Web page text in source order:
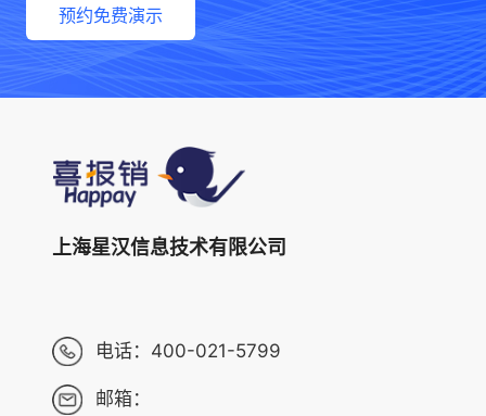
预约免费演示
上海星汉信息技术有限公司
电话： 400-021-5799
邮箱：